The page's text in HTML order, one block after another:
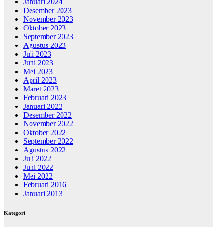
Desember 2023
November 2023
Oktober 2023
September 2023
Agustus 2023
Juli 2023
Juni 2023
Mei 2023
April 2023
Maret 2023
Februari 2023
Januari 2023
Desember 2022
November 2022
Oktober 2022
September 2022
Agustus 2022
Juli 2022
Juni 2022
Mei 2022
Februari 2016
Januari 2013
Kategori